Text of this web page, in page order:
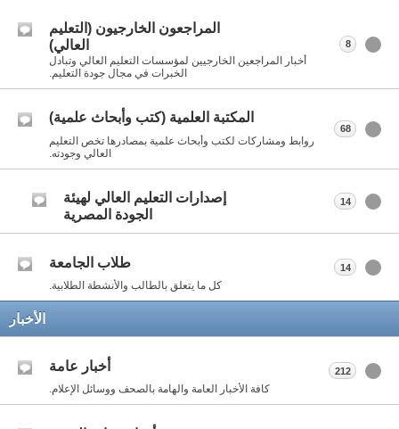
المراجعون الخارجيون (التعليم
العالي)
أخبار المراجعين الخارجيين لمؤسسات التعليم العالي وتبادل
الخبرات في مجال جودة التعليم.
8
المكتبة العلمية (كتب وأبحاث علمية)
روابط ومشاركات لكتب وأبحاث علمية بمصادرها تخص التعليم
العالي وجودته.
68
إصدارات التعليم العالي لهيئة
الجودة المصرية
14
طلاب الجامعة
كل ما يتعلق بالطالب والأنشطة الطلابية.
14
الأخبار
أخبار عامة
كافة الأخبار العامة والهامة بالصحف ووسائل الإعلام.
212